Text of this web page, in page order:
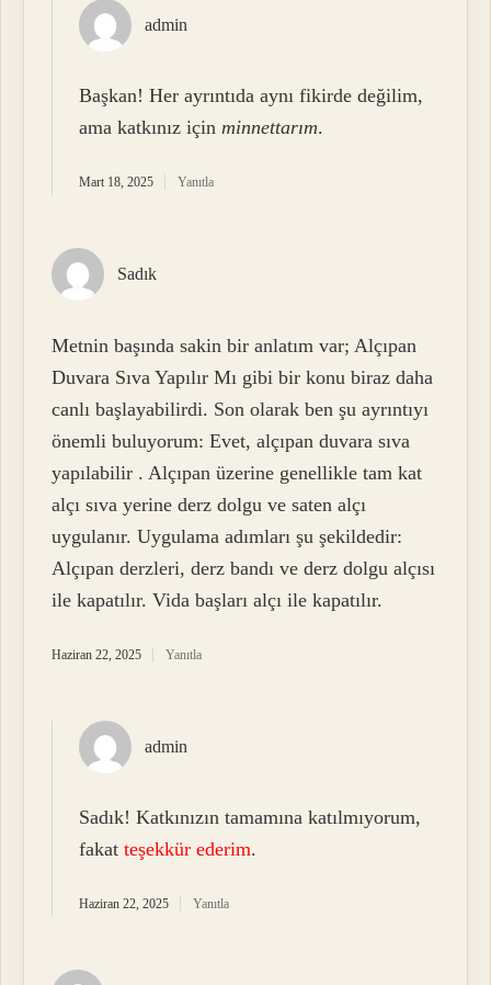
admin
Başkan! Her ayrıntıda aynı fikirde değilim,
ama katkınız içinminnettarım.
Mart 18, 2025 Yanıtla
Sadık
Metnin başında sakin bir anlatım var; Alçıpan
Duvara Sıva Yapılır Mı gibi bir konu biraz daha
canlı başlayabilirdi. Son olarak ben şu ayrıntıyı
önemli buluyorum: Evet, alçıpan duvara sıva
yapılabilir . Alçıpan üzerine genellikle tam kat
alçı sıva yerine derz dolgu ve saten alçı
uygulanır. Uygulama adımları şu şekildedir:
Alçıpan derzleri, derz bandı ve derz dolgu alçısı
ile kapatılır. Vida başları alçı ile kapatılır.
Haziran 22, 2025 Yanıtla
admin
Sadık! Katkınızın tamamına katılmıyorum,
fakatteşekkür ederim.
Haziran 22, 2025 Yanıtla